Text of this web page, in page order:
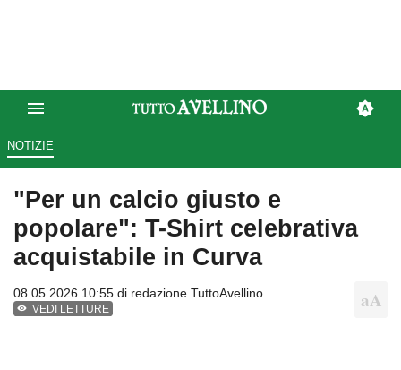
NOTIZIE
"Per un calcio giusto e
popolare": T-Shirt celebrativa
acquistabile in Curva
08.05.2026 10:55 di redazione TuttoAvellino
VEDI LETTURE